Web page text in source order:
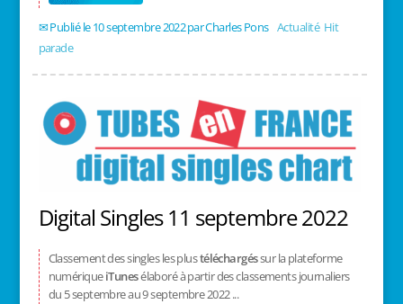
10 septembre 2022/ Charles Pons/Actualité, Hit
parade
Digital Singles 11 septembre 2022
Classement des singles les plustéléchargéssur la plateforme
numériqueiTunesélaboré à partir des classements journaliers
du 5 septembre au 9 septembre 2022 ...